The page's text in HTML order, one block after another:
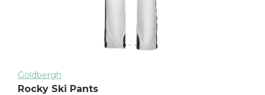
Goldbergh
Rocky Ski Pants